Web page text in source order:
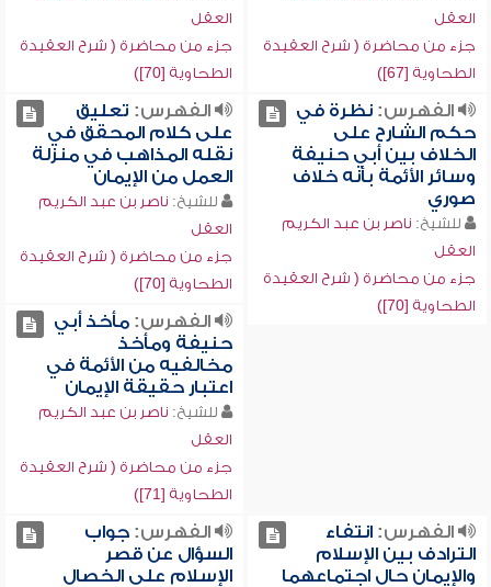
العقل
جزء من محاضرة ( شرح العقيدة
الطحاوية [67])
العقل
جزء من محاضرة ( شرح العقيدة
الطحاوية [70])
الفهرس:نظرة في
حكم الشارح على
الخلاف بين أبي حنيفة
وسائر الأئمة بأنه خلاف
صوري
للشيخ: ناصر بن عبد الكريم
العقل
جزء من محاضرة ( شرح العقيدة
الطحاوية [70])
الفهرس: تعليق
على كلام المحقق في
نقله المذاهب في منزلة
العمل من الإيمان
للشيخ: ناصر بن عبد الكريم
العقل
جزء من محاضرة ( شرح العقيدة
الطحاوية [70])
الفهرس:مأخذ أبي
حنيفة ومأخذ
مخالفيه من الأئمة في
اعتبار حقيقة الإيمان
للشيخ: ناصر بن عبد الكريم
العقل
جزء من محاضرة ( شرح العقيدة
الطحاوية [71])
الفهرس:انتفاء
الترادف بين الإسلام
والإيمان حال اجتماعهما
الفهرس:جواب
السؤال عن قصر
الإسلام على الخصال